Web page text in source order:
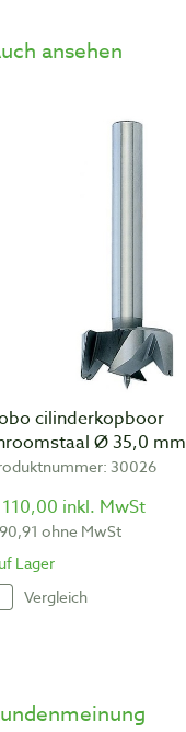
ansehen
cilinderkopboor
Ø 35,0 mm
30026
inkl. MwSt
ohne MwSt
Lager
Vergleich